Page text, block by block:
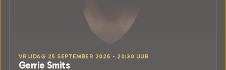
VRIJDAG 25 SEPTEMBER 2026 • 20:30 UUR
Gerrie Smits